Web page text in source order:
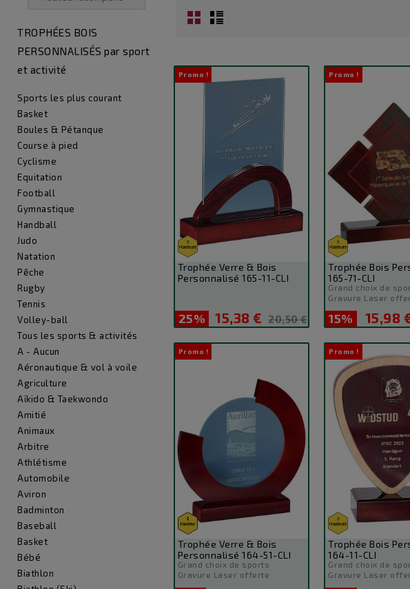
TROPHÉES BOIS
PERSONNALISÉS par sport
et activité
Sports les plus courant
Basket
Boules & Pétanque
Course à pied
Cyclisme
Equitation
Football
Gymnastique
Handball
Judo
Natation
Pêche
Rugby
Tennis
Volley-ball
Tous les sports & activités
A - Aucun
Aéronautique & vol à voile
Agriculture
Aïkido & Taekwondo
Amitié
Animaux
Arbitre
Athlétisme
Automobile
Aviron
Badminton
Baseball
Basket
Bébé
Biathlon
Promo !
25%
Trophée Verre & Bois
Personnalisé 165-11-CLI
Prix
15,38 € Prix
20,50 €
Promo !
15%
Trophée Bois
165-71-CLI
Grand choix de
Gravure Laser
Prix
15,98
Promo !
Trophée Verre & Bois
Personnalisé 164-51-CLI
Grand choix de sports
Gravure Laser offerte
Promo !
Trophée Bois
164-11-CLI
Grand choix de
Gravure Laser